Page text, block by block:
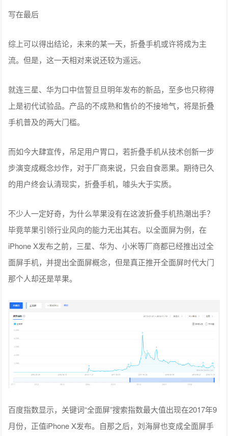
写在最后
综上可以得出结论，未来的某一天，折叠手机或许将成为主
流。但是，这一天相对来说还较为遥远。
就连三星、华为口中信誓旦旦明年发布的新品，至多也只称得
上是初代试验品。产品的不成熟和售价的不接地气，将是折叠
手机普及的两大门槛。
而如今大肆宣传，吊足用户胃口，若折叠手机从技术创新一步
步演变成概念炒作，对于厂商来说，只会自食恶果。期待已久
的用户终会认清现实，折叠手机，噱头大于实质。
不少人一定好奇，为什么苹果没有在这波折叠手机热潮出手？
毕竟苹果引领行业风向的能力无出其右。以全面屏为例，在
iPhone X发布之前，三星、华为、小米等厂商都已经推出过全
面屏手机，并提出全面屏概念，但是真正推开全面屏时代大门
那个人却还是苹果。
百度指数显示，关键词“全面屏”搜索指数最大值出现在2017年9
月份，正值iPhone X发布。自那之后，刘海屏也变成全面屏手